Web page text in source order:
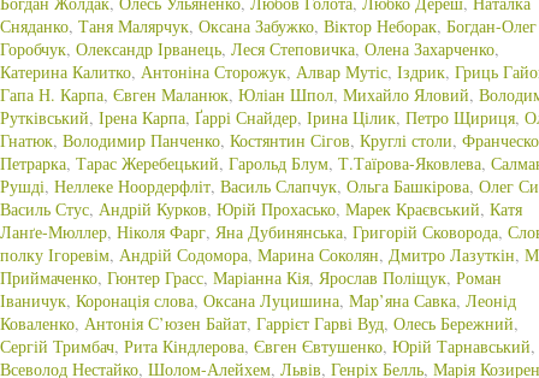
Сняданко, Таня Малярчук, Оксана Забужко, Віктор Неборак, Богдан-Олег
Горобчук, Олександр Ірванець, Леся Степовичка, Олена Захарченко,
Катерина Калитко, Антоніна Сторожук, Алвар Мутіс, Іздрик, Гриць
Гапа Н. Карпа, Євген Маланюк, Юліан Шпол, Михайло Яловий,
Рутківський, Ірена Карпа, Ґаррі Снайдер, Ірина Цілик, Петро Щириця,
Гнатюк, Володимир Панченко, Костянтин Сігов, Круглі столи, Франческо
Петрарка, Тарас Жеребецький, Гарольд Блум, Т.Таїрова-Яковлева,
Рушді, Неллеке Ноордерфліт, Василь Слапчук, Ольга Башкірова, Олег
Василь Стус, Андрій Курков, Юрій Прохасько, Марек Краєвський, Катя
Ланґе-Мюллер, Ніколя Фарг, Яна Дубинянська, Григорій Сковорода,
полку Ігоревім, Андрій Содомора, Марина Соколян, Дмитро Лазуткін,
Приймаченко, Гюнтер Грасс, Маріанна Кія, Ярослав Поліщук, Роман
Іваничук, Коронація слова, Оксана Луцишина, Мар’яна Савка, Леонід
Коваленко, Антонія С’юзен Байат, Гаррієт Гарві Вуд, Олесь Бережний,
Сергій Тримбач, Рита Кіндлерова, Євген Євтушенко, Юрій Тарнавський,
Всеволод Нестайко, Шолом-Алейхем, Львів, Генріх Белль, Марія